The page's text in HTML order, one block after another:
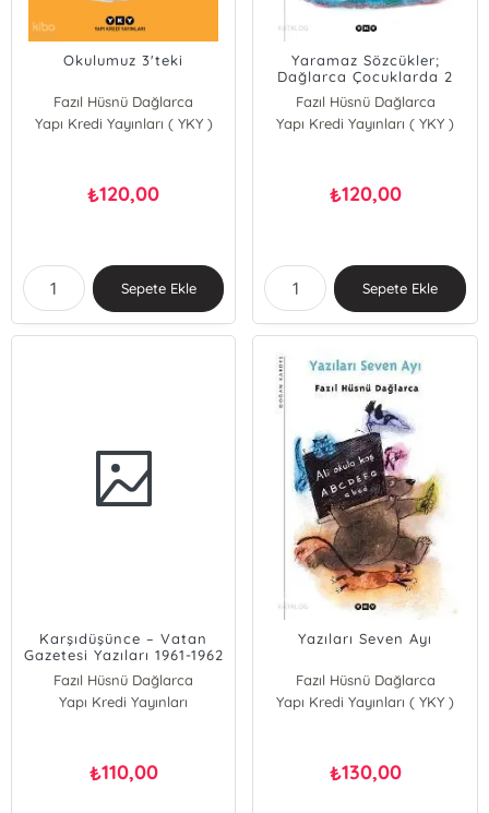
Okulumuz 3'teki
Fazıl Hüsnü Dağlarca
Yapı Kredi Yayınları ( YKY )
₺120,00
Sepete Ekle
Yaramaz Sözcükler;
Dağlarca Çocuklarda 2
Fazıl Hüsnü Dağlarca
Yapı Kredi Yayınları ( YKY )
₺120,00
Sepete Ekle
Karşıdüşünce – Vatan
Gazetesi Yazıları 1961-1962
Fazıl Hüsnü Dağlarca
Yapı Kredi Yayınları
₺110,00
Yazıları Seven Ayı
Fazıl Hüsnü Dağlarca
Yapı Kredi Yayınları ( YKY )
₺130,00